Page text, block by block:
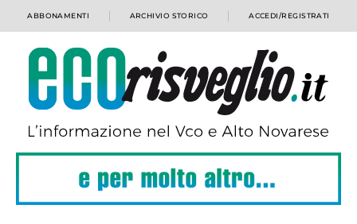
ABBONAMENTI ARCHIVIO STORICO ACCEDI/REGISTRATI